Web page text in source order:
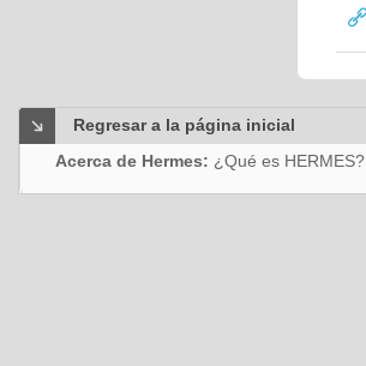
Regresar a la página inicial
Acerca de Hermes: ¿Qué es HERMES?